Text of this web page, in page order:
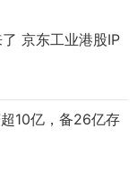
京东工业港股IP
10亿，备26亿存